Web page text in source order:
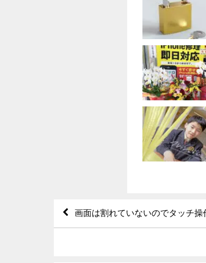
画面は割れていないのでタッチ